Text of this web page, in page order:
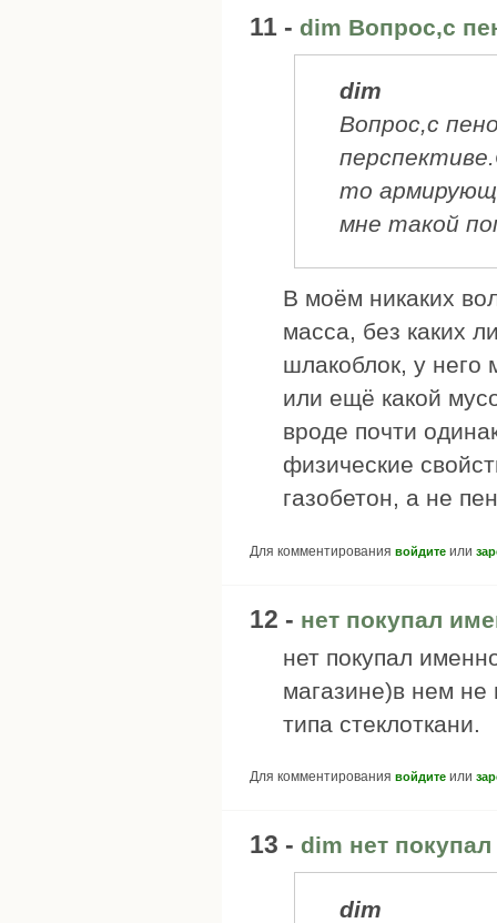
11 - dim Вопрос,с
dim
Вопрос,с
то
мне такой
В моём никаких
масса, без каких
шлакоблок, у него
или ещё какой
вроде почти
физические
газобетон, а не
Для комментирования войдите или
12 - нет покупал
нет покупал
магазине)в нем
типа стеклоткани.
Для комментирования войдите или
13 - dim нет
dim